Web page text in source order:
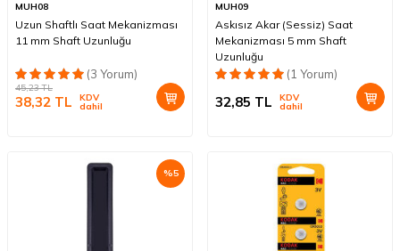
MUH08
Uzun Shaftlı Saat Mekanizması
11 mm Shaft Uzunluğu
(3 Yorum)
45,23TL
38,32 TL KDV
dahil
MUH09
Askısız Akar (Sessiz) Saat
Mekanizması 5 mm Shaft
Uzunluğu
(1 Yorum)
32,85 TL KDV
dahil
%5